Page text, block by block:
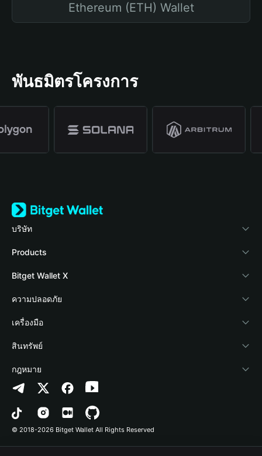
Ethereum (ETH) Wallet
พันธมิตรโครงการ
บริษัท
เกี่ยวกับ Bitget Wallet
Blog
Academy
ข่าวสารด้านคริปโต
ศูนย์ช่วยเหลือ
ติดต่อเรา
ทรัพยากรข้อมูลของแบรนด์
อาชีพ
Products
Crypto Card
Stablecoin Earn
Payfi Crypto
Crypto Swap API
Altcoin Season Index
Prediction Markets
DApp
Bitget Wallet X
นักพัฒนา
เชื่อมต่อ Wallet
Bitget Wallet Pay
ลิสต์โปรเจกต์
ความปลอดภัย
Protection Fund
เทคโนโลยีความปลอดภัย
เครื่องมือ
ซื้อคริปโต
การตรวจจับการอนุญาต
การตรวจจับสัญญา
การโอนเป็นชุด
สินทรัพย์
Arbitrum
Avalanche
Bitcoin
กฎหมาย
นโยบายความเป็นส่วนตัว
ข้อตกลงในการใช้บริการ
© 2018-2026 Bitget Wallet All Rights Reserved